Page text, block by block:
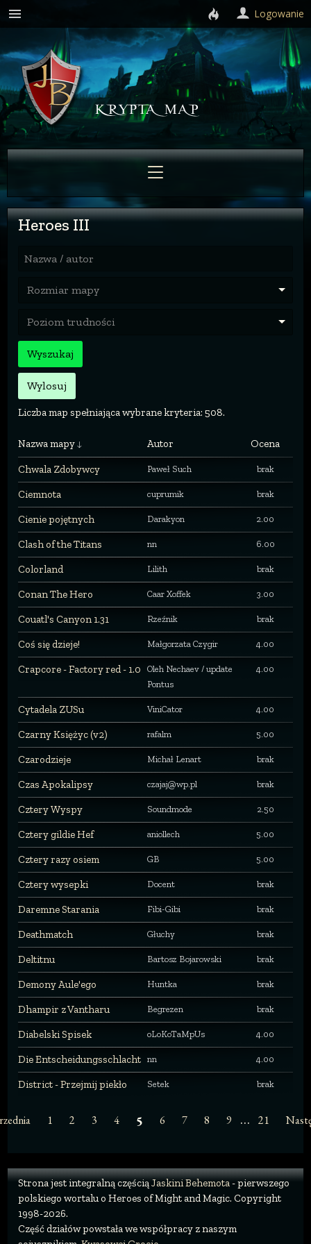
Heroes III
Nazwa / autor
Rozmiar mapy
Poziom trudności
Wyszukaj
Wylosuj
Liczba map spełniająca wybrane kryteria: 508.
Nazwa mapy Autor Ocena
Chwala Zdobywcy Paweł Such brak
Ciemnota cuprumik brak
Cienie pojętnych Darakyon 2.00
Clash of the Titans nn 6.00
Colorland Lilith brak
Conan The Hero Caar Xoffek 3.00
Couatl's Canyon 1.31 Rzeźnik brak
Coś się dzieje! Małgorzata Czygir 4.00
Crapcore - Factory red - 1.0
Oleh Nechaev / update
Pontus
4.00
Cytadela ZUSu ViniCator 4.00
Czarny Księżyc (v2) rafalm 5.00
Czarodzieje Michał Lenart brak
Czas Apokalipsy czajaj@wp.pl brak
Cztery Wyspy Soundmode 2.50
Cztery gildie Hef aniollech 5.00
Cztery razy osiem GB 5.00
Cztery wysepki Docent brak
Daremne Starania Fibi-Gibi brak
Deathmatch Głuchy brak
Deltitnu Bartosz Bojarowski brak
Demony Aule'ego Huntka brak
Dhampir z Vantharu Begrezen brak
Diabelski Spisek oLoKoTaMpUs 4.00
Die Entscheidungsschlacht nn 4.00
District - Przejmij piekło Setek brak
1 2 3 4 5 6 7 8 9 … 21
Strona jest integralną częściąJaskini Behemota- pierwszego
polskiego wortalu o Heroes of Might and Magic. Copyright
1998-2026.
Część działów powstała we współpracy z naszym
Logowanie